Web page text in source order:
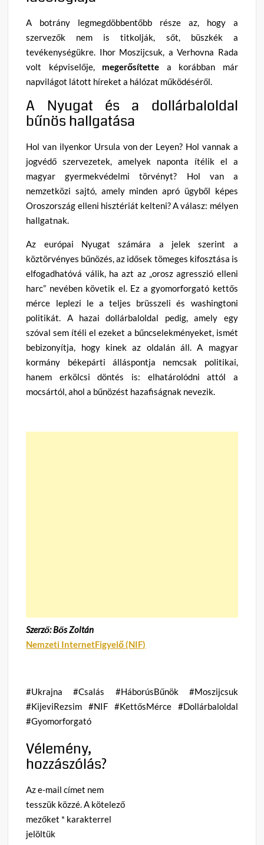
A botrány legmegdöbbentőbb része az, hogy a
szervezők nem is titkolják, sőt, büszkék a
tevékenységükre. Ihor Moszijcsuk, a Verhovna Rada
volt képviselője, megerősítette a korábban már
napvilágot látott híreket a hálózat működéséről.
A Nyugat és a dollárbaloldal
bűnös hallgatása
Hol van ilyenkor Ursula von der Leyen? Hol vannak a
jogvédő szervezetek, amelyek naponta ítélik el a
magyar gyermekvédelmi törvényt? Hol van a
nemzetközi sajtó, amely minden apró ügyből képes
Oroszország elleni hisztériát kelteni? A válasz: mélyen
hallgatnak.
Az európai Nyugat számára a jelek szerint a
köztörvényes bűnözés, az idősek tömeges kifosztása is
elfogadhatóvá válik, ha azt az „orosz agresszió elleni
harc” nevében követik el. Ez a gyomorforgató kettős
mérce leplezi le a teljes brüsszeli és washingtoni
politikát. A hazai dollárbaloldal pedig, amely egy
szóval sem ítéli el ezeket a bűncselekményeket, ismét
bebizonyítja, hogy kinek az oldalán áll. A magyar
kormány békepárti álláspontja nemcsak politikai,
hanem erkölcsi döntés is: elhatárolódni attól a
mocsártól, ahol a bűnözést hazafiságnak nevezik.
Szerző: Bős Zoltán
Nemzeti InternetFigyelő (NIF)
#Ukrajna #Csalás #HáborúsBűnök #Moszijcsuk
#KijeviRezsim #NIF #KettősMérce #Dollárbaloldal
#Gyomorforgató
Vélemény,
hozzászólás?
Az e-mail címet nem
tesszük közzé.A kötelező
mezőket * karakterrel
jelöltük